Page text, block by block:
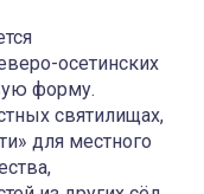
осетинских
форму.
святилищах,
для местного